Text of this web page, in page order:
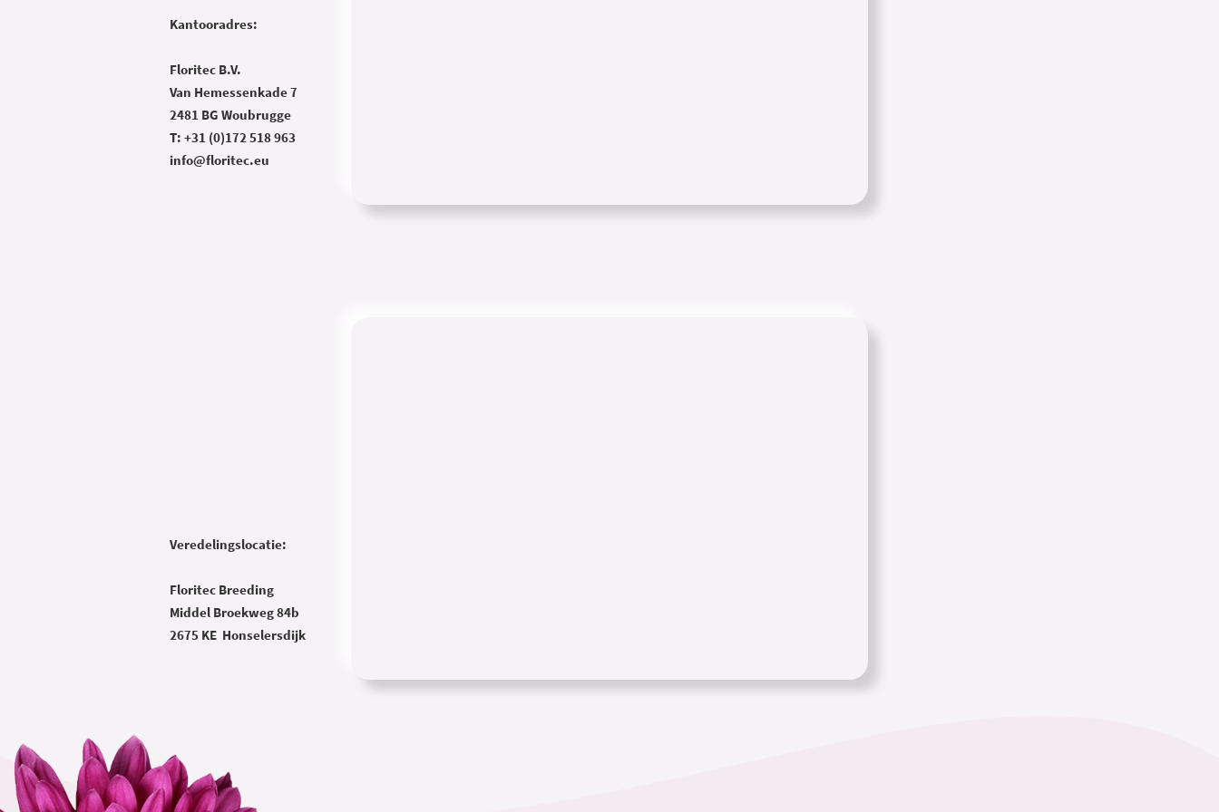
Kantooradres:
Floritec B.V.
Van Hemessenkade 7
2481 BG Woubrugge
T: +31 (0)172 518 963
info@floritec.eu
Veredelingslocatie:
Floritec Breeding
Middel Broekweg 84b
2675 KE Honselersdijk